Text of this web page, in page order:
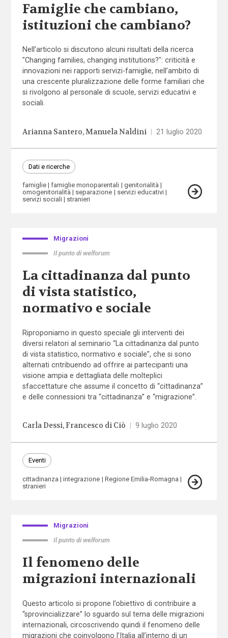
Famiglie che cambiano,
istituzioni che cambiano?
Nell’articolo si discutono alcuni risultati della ricerca
"Changing families, changing institutions?": criticità e
innovazioni nei rapporti servizi-famiglie, nell’ambito di
una crescente pluralizzazione delle forme familiari che
si rivolgono al personale di scuole, servizi educativi e
sociali.
Arianna Santero Manuela Naldini 21 luglio 2020
Dati e ricerche
famiglie famiglie monoparentali
genitorialità
omogenitorialità
separazione
servizi educativi
servizi sociali
stranieri
Migrazioni
Il punto di welforum
La cittadinanza dal punto
di vista statistico,
normativo e sociale
Riproponiamo in questo speciale gli interventi dei
diversi relatori al seminario “La cittadinanza dal punto
di vista statistico, normativo e sociale”, che si sono
alternati cntribuendo ad offrire ai partecipanti una
visione ampia e dettagliata delle molteplici
sfaccettature che assume il concetto di “cittadinanza”
e delle connessioni tra “cittadinanza” e “migrazione”.
Carla Dessi Francesco di Ciò 9 luglio 2020
Eventi
cittadinanza integrazione
Regione Emilia-Romagna
stranieri
Migrazioni
Il punto di welforum
Il fenomeno delle
migrazioni internazionali
Questo articolo si propone l’obiettivo di contribuire a
“sprovincializzare” lo sguardo sul tema delle migrazioni
internazionali, circoscrivendo quindi il fenomeno delle
migrazioni che coinvolgono l’Italia all’interno di un